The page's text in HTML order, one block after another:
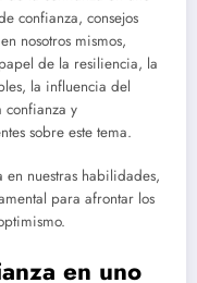
confianza, consejos
nosotros mismos,
de la resiliencia, la
la influencia del
confianza y
sobre este tema.
en nuestras habilidades,
para afrontar los
en uno